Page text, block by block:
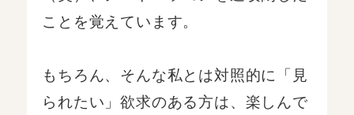
ことを覚えています。
もちろん、そんな私とは対照的に「見
られたい」欲求のある方は、楽しんで